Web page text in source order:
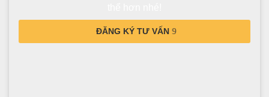
ĐĂNG KÝ TƯ VẤN